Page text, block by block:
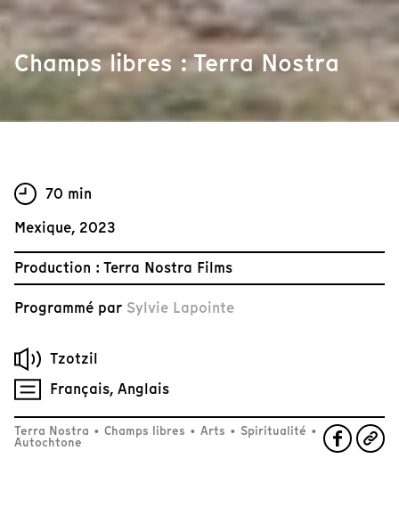
Champs libres : Terra Nostra
70 min
Mexique, 2023
Production : Terra Nostra Films
Programmé par Sylvie Lapointe
Tzotzil
Français, Anglais
Terra Nostra • Champs libres • Arts • Spiritualité •
Autochtone